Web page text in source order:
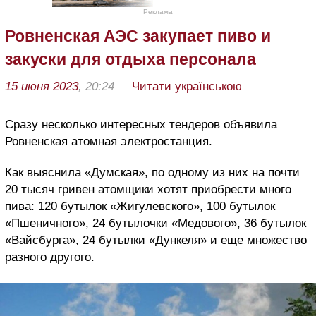
Реклама
Ровненская АЭС закупает пиво и
закуски для отдыха персонала
15 июня 2023, 20:24 Читати українською
Сразу несколько интересных тендеров объявила
Ровненская атомная электростанция.
Как выяснила «Думская», по одному из них на почти
20 тысяч гривен атомщики хотят приобрести много
пива: 120 бутылок «Жигулевского», 100 бутылок
«Пшеничного», 24 бутылочки «Медового», 36 бутылок
«Вайсбурга», 24 бутылки «Дункеля» и еще множество
разного другого.